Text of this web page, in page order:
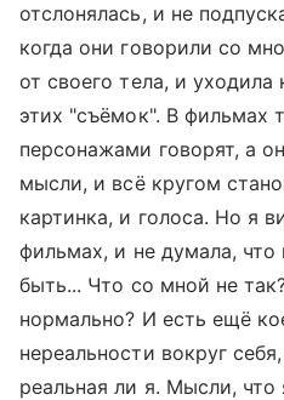
отслонялась, и не
когда они говорили со
от своего тела, и уходила
этих "съёмок". В фильмах
персонажами говорят, а
мысли, и всё кругом
картинка, и голоса. Но я
фильмах, и не думала,
быть... Что со мной не
нормально? И есть ещё
нереальности вокруг
реальная ли я. Мысли,